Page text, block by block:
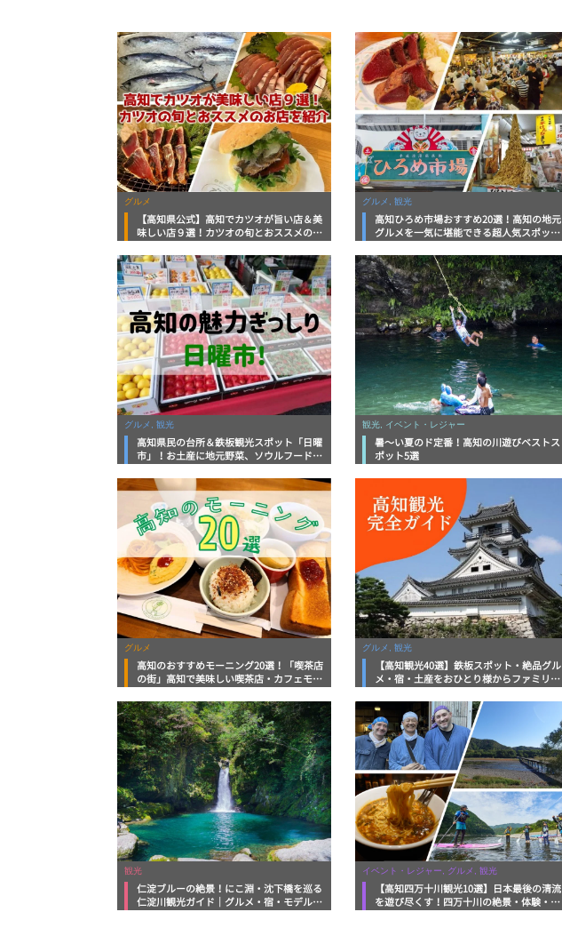
グルメ
【高知県公式】高知でカツオが旨い店＆美
味しい店９選！カツオの旬とおススメのお
グルメ, 観光
高知ひろめ市場おすすめ20選！高知の地元
グルメを一気に堪能できる超人気スポット
グルメ, 観光
高知県民の台所＆鉄板観光スポット「日曜
市」！お土産に地元野菜、ソウルフードま
底解説！
観光, イベント・レジャー
暑～い夏のド定番！高知の川遊びベストス
ポット5選
グルメ
高知のおすすめモーニング20選！「喫茶店
の街」高知で美味しい喫茶店・カフェモー
グルメ, 観光
【高知観光40選】鉄板スポット・絶品グル
メ・宿・土産をおひとり様からファミリー
観光
仁淀ブルーの絶景！にこ淵・沈下橋を巡る
仁淀川観光ガイド｜グルメ・宿・モデルコ
イベント・レジャー, グルメ, 観光
【高知四万十川観光10選】日本最後の清流
を遊び尽くす！四万十川の絶景・体験・グ